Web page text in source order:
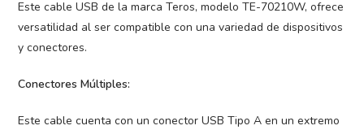
Este cable USB de la marca Teros, modelo TE-70210W, ofrece
versatilidad al ser compatible con una variedad de dispositivos
y conectores.
Conectores Múltiples:
Este cable cuenta con un conector USB Tipo A en un extremo